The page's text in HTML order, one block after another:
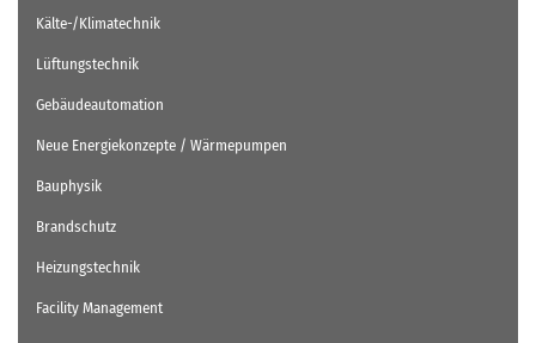
Kälte-/Klimatechnik
Lüftungstechnik
Gebäudeautomation
Neue Energiekonzepte / Wärmepumpen
Bauphysik
Brandschutz
Heizungstechnik
Facility Management